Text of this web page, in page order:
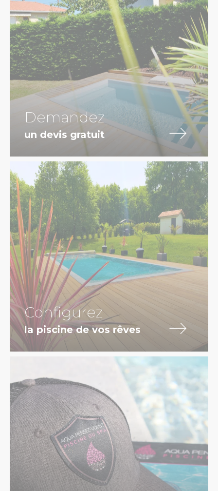
Demandez
un devis gratuit
Configurez
la piscine de vos rêves